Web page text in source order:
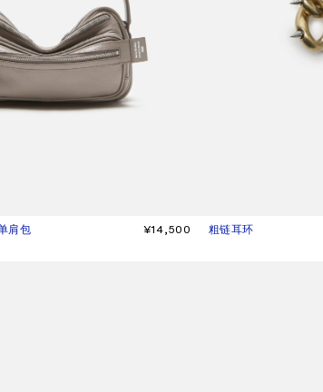
肩包
¥14,500
粗链耳环
当前颜色： 半哑光金/银
價格：¥5,500。